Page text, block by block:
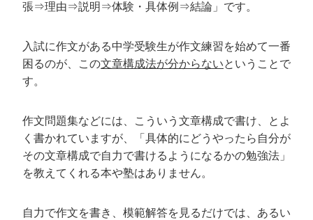
張⇒理由⇒説明⇒体験・具体例⇒結論」です。
入試に作文がある中学受験生が作文練習を始めて一番
困るのが、この文章構成法が分からないということで
す。
作文問題集などには、こういう文章構成で書け、とよ
く書かれていますが、「具体的にどうやったら自分が
その文章構成で自力で書けるようになるかの勉強法」
を教えてくれる本や塾はありません。
自力で作文を書き、模範解答を見るだけでは、あるい